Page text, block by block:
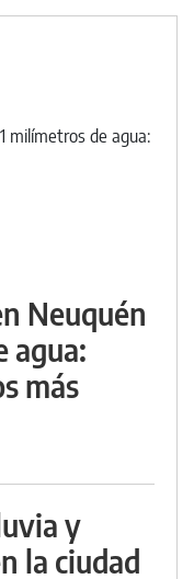
Neuquén
agua:
más
y
la ciudad